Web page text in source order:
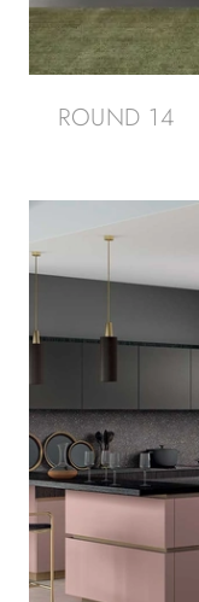
ROUND 14